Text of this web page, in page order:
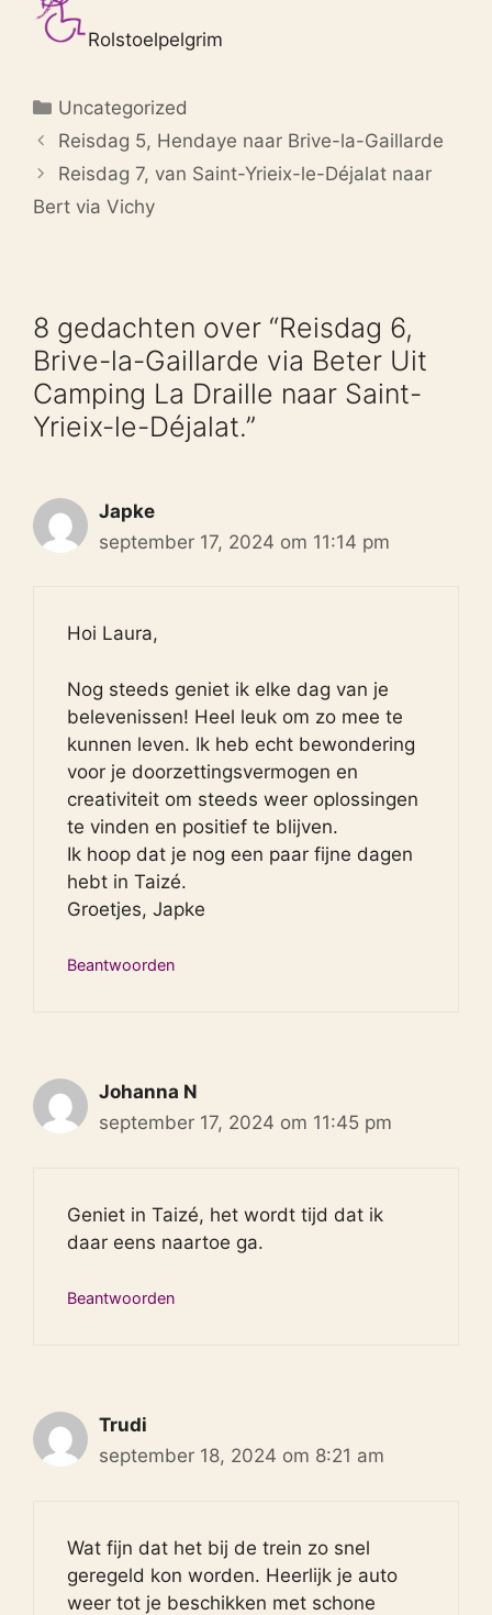
Rolstoelpelgrim
Categorieën
Uncategorized
Reisdag 5, Hendaye naar Brive-la-Gaillarde
Reisdag 7, van Saint-Yrieix-le-Déjalat naar
Bert via Vichy
8 gedachten over “Reisdag 6,
Brive-la-Gaillarde via Beter Uit
Camping La Draille naar Saint-
Yrieix-le-Déjalat.”
Japke
september 17, 2024 om 11:14 pm
Hoi Laura,
Nog steeds geniet ik elke dag van je
belevenissen! Heel leuk om zo mee te
kunnen leven. Ik heb echt bewondering
voor je doorzettingsvermogen en
creativiteit om steeds weer oplossingen
te vinden en positief te blijven.
Ik hoop dat je nog een paar fijne dagen
hebt in Taizé.
Groetjes, Japke
Beantwoorden
Johanna N
september 17, 2024 om 11:45 pm
Geniet in Taizé, het wordt tijd dat ik
daar eens naartoe ga.
Beantwoorden
Trudi
september 18, 2024 om 8:21 am
Wat fijn dat het bij de trein zo snel
geregeld kon worden. Heerlijk je auto
weer tot je beschikken met schone